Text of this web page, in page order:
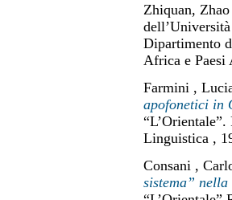
Zhiquan, Zhao
Dipartimento
Africa e Paesi
Farmini ,
apofonetici in
Linguistica ,
Consani ,
sistema”